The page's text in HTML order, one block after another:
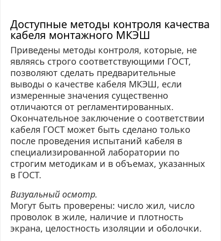
Доступные методы контроля качества
кабеля монтажного МКЭШ
Приведены методы контроля, которые, не
являясь строго соответствующими ГОСТ,
позволяют сделать предварительные
выводы о качестве кабеля МКЭШ, если
измеренные значения существенно
отличаются от регламентированных.
Окончательное заключение о соответствии
кабеля ГОСТ может быть сделано только
после проведения испытаний кабеля в
специализированной лаборатории по
строгим методикам и в объемах, указанных
в ГОСТ.
Визуальный осмотр.
Могут быть проверены: число жил, число
проволок в жиле, наличие и плотность
экрана, целостность изоляции и оболочки.